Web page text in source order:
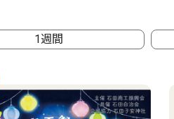
1週間